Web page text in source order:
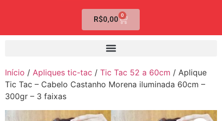
R$0,00 0
Início / Apliques tic-tac / Tic Tac 52 a 60cm / Aplique
Tic Tac – Cabelo Castanho Morena iluminada 60cm –
300gr – 3 faixas